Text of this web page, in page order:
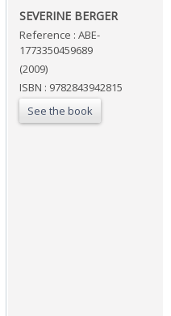
‎SEVERINE BERGER‎
Reference : ABE-
1773350459689
(2009)
ISBN : 9782843942815
See the book